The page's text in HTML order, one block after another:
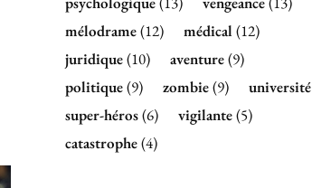
mélodrame(12) médical(12)
juridique(10) aventure(9)
politique(9) zombie(9) université
super-héros(6) vigilante(5)
catastrophe(4)